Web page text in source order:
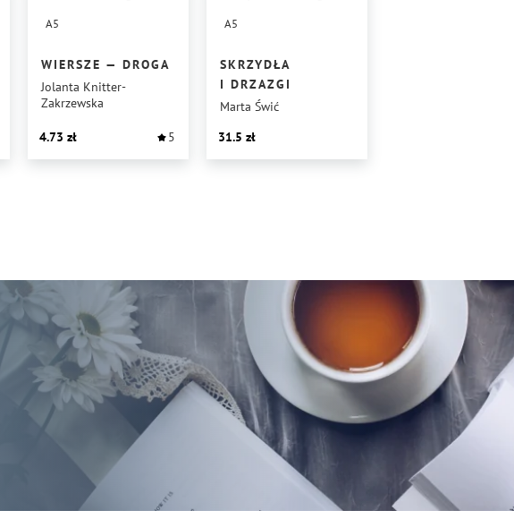
A5
WIERSZE — DROGA
Jolanta Knitter-
Zakrzewska
4.73 5
A5
SKRZYDŁA
I DRZAZGI
Marta Świć
31.5